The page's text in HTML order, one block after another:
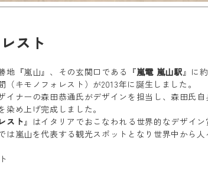
スト
地『嵐山』、その玄関口である『嵐電 嵐山駅』に
（キモノフォレスト）が2013年に誕生しました。
イナーの森田恭通氏がデザインを担当し、森田氏
染め上げ完成しました。
スト』はイタリアでおこなわれる世界的なデザイ
は嵐山を代表する観光スポットとなり世界中から人